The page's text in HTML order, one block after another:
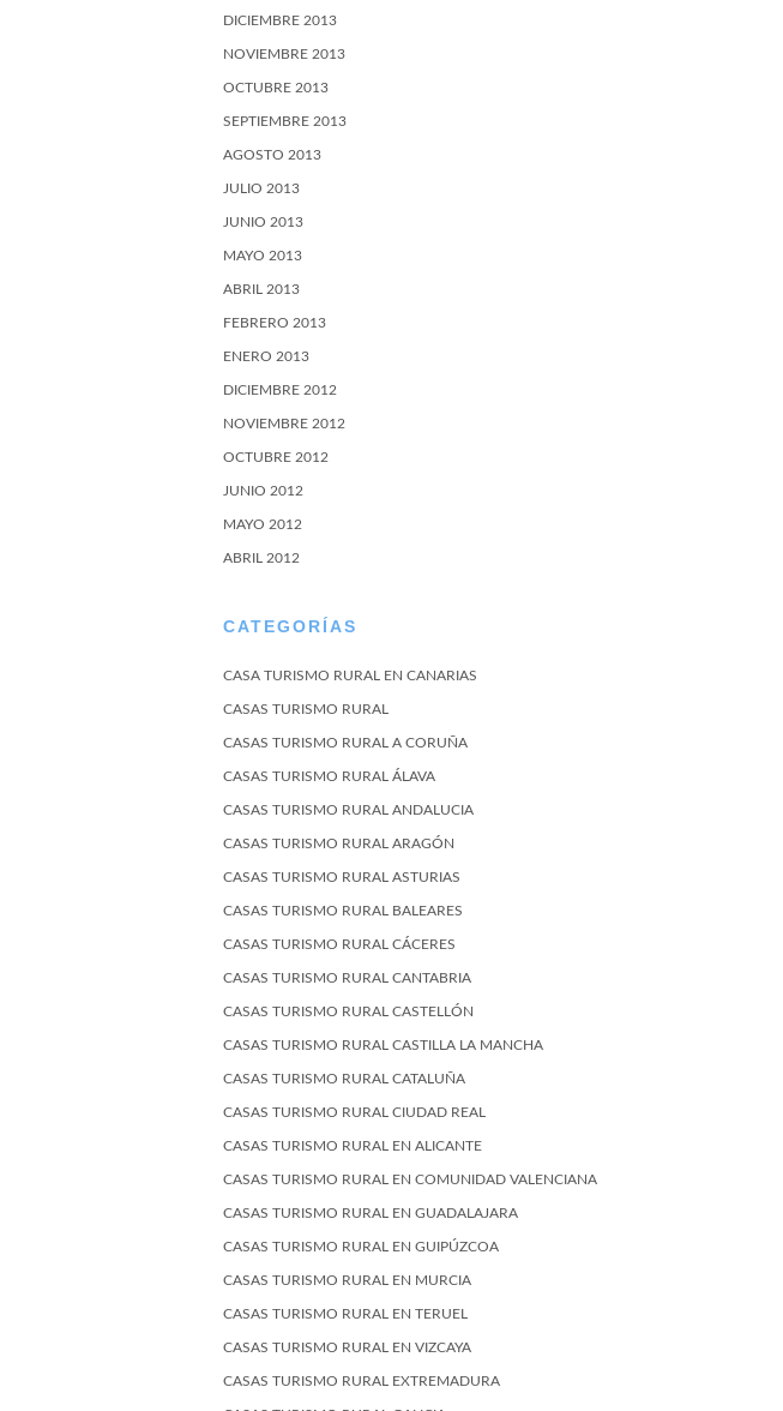
DICIEMBRE 2013
NOVIEMBRE 2013
OCTUBRE 2013
SEPTIEMBRE 2013
AGOSTO 2013
JULIO 2013
JUNIO 2013
MAYO 2013
ABRIL 2013
FEBRERO 2013
ENERO 2013
DICIEMBRE 2012
NOVIEMBRE 2012
OCTUBRE 2012
JUNIO 2012
MAYO 2012
ABRIL 2012
CATEGORÍAS
CASA TURISMO RURAL EN CANARIAS
CASAS TURISMO RURAL
CASAS TURISMO RURAL A CORUÑA
CASAS TURISMO RURAL ÁLAVA
CASAS TURISMO RURAL ANDALUCIA
CASAS TURISMO RURAL ARAGÓN
CASAS TURISMO RURAL ASTURIAS
CASAS TURISMO RURAL BALEARES
CASAS TURISMO RURAL CÁCERES
CASAS TURISMO RURAL CANTABRIA
CASAS TURISMO RURAL CASTELLÓN
CASAS TURISMO RURAL CASTILLA LA MANCHA
CASAS TURISMO RURAL CATALUÑA
CASAS TURISMO RURAL CIUDAD REAL
CASAS TURISMO RURAL EN ALICANTE
CASAS TURISMO RURAL EN COMUNIDAD VALENCIANA
CASAS TURISMO RURAL EN GUADALAJARA
CASAS TURISMO RURAL EN GUIPÚZCOA
CASAS TURISMO RURAL EN MURCIA
CASAS TURISMO RURAL EN TERUEL
CASAS TURISMO RURAL EN VIZCAYA
CASAS TURISMO RURAL EXTREMADURA